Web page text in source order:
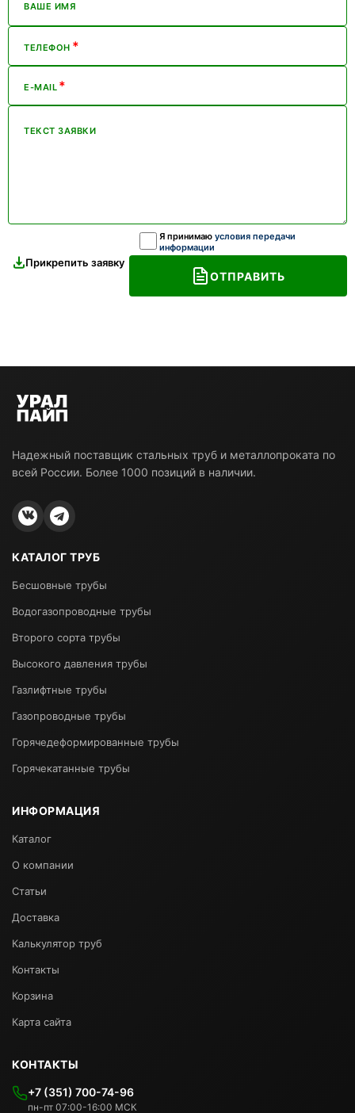
ВАШЕ ИМЯ
ТЕЛЕФОН *
E-MAIL *
ТЕКСТ ЗАЯВКИ
Прикрепить заявку
Я принимаю условия передачи
информации
ОТПРАВИТЬ
Надежный поставщик стальных труб и металлопроката по
всей России. Более 1000 позиций в наличии.
КАТАЛОГ ТРУБ
Бесшовные трубы
Водогазопроводные трубы
Второго сорта трубы
Высокого давления трубы
Газлифтные трубы
Газопроводные трубы
Горячедеформированные трубы
Горячекатанные трубы
ИНФОРМАЦИЯ
Каталог
О компании
Статьи
Доставка
Калькулятор труб
Контакты
Корзина
Карта сайта
КОНТАКТЫ
+7 (351) 700-74-96
пн-пт 07:00-16:00 МСК